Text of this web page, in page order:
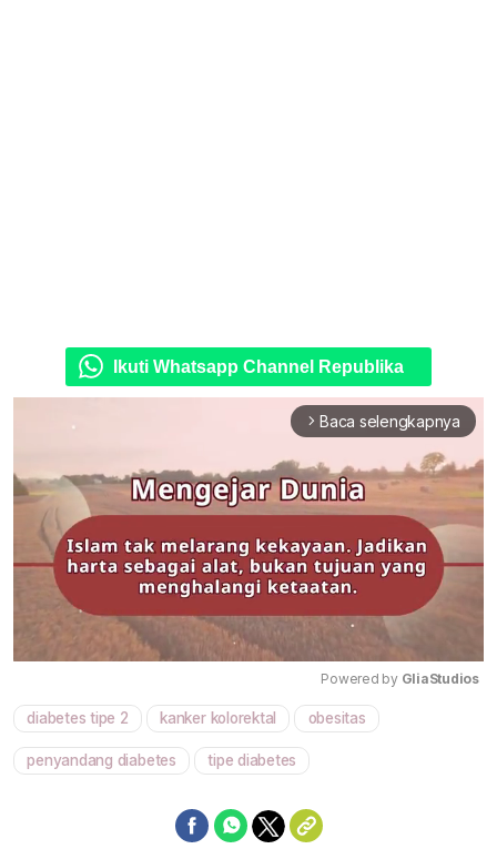
Ikuti Whatsapp Channel Republika
arrow_forward_ios Baca selengkapnya
Powered by GliaStudios
diabetes tipe 2 kanker kolorektal obesitas
penyandang diabetes tipe diabetes